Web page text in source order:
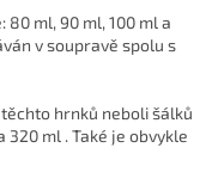
ml, 90 ml, 100 ml a
v soupravě spolu s
hrnků neboli šálků
320 ml . Také je obvykle